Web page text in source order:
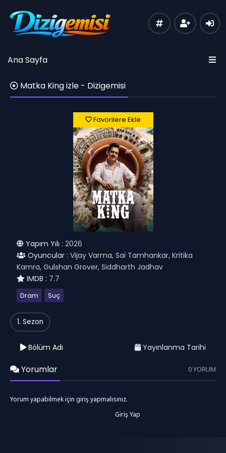
Ana Sayfa
Matka King izle - Dizigemisi
Favorilere Ekle
Yapım Yılı : 2026
Oyuncular : Vijay Varma, Sai Tamhankar, Kritika
Kamra, Gulshan Grover, Siddharth Jadhav
IMDB : 7.7
Dram Suç
1. Sezon
Bölüm Adı Yayınlanma Tarihi
Yorumlar 0 YORUM
Yorum yapabilmek için giriş yapmalısınız.
Giriş Yap